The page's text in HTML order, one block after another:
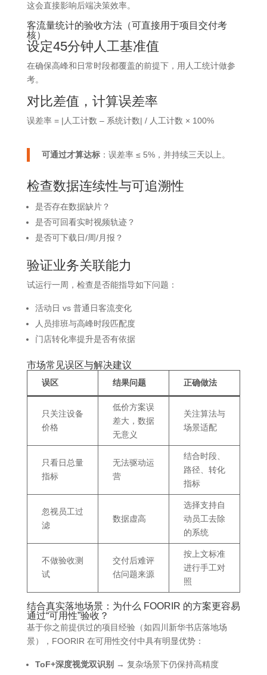
这会直接影响后端决策效率。
客流量统计的验收方法（可直接用于项目交付考
核）
设定45分钟人工基准值
在确保高峰和日常时段都覆盖的前提下，用人工统计做参
考。
对比差值，计算误差率
误差率 = |人工计数 – 系统计数| / 人工计数 × 100%
可通过才算达标：误差率 ≤ 5%，并持续三天以上。
检查数据连续性与可追溯性
是否存在数据缺片？
是否可回看实时视频轨迹？
是否可下载日/周/月报？
验证业务关联能力
试运行一周，检查是否能指导如下问题：
活动日 vs 普通日客流变化
人员排班与高峰时段匹配度
门店转化率提升是否有依据
市场常见误区与解决建议
误区 结果问题 正确做法
只关注设备
价格
低价方案误
差大，数据
无意义
关注算法与
场景适配
只看日总量
指标
无法驱动运
营
结合时段、
路径、转化
指标
忽视员工过
滤
数据虚高
选择支持自
动员工去除
的系统
不做验收测
试
交付后难评
估问题来源
按上文标准
进行手工对
照
结合真实落地场景：为什么 FOORIR 的方案更容易
通过“可用性”验收？
基于你之前提供过的项目经验（如四川新华书店落地场
景），FOORIR 在可用性交付中具有明显优势：
ToF+深度视觉双识别 → 复杂场景下仍保持高精度